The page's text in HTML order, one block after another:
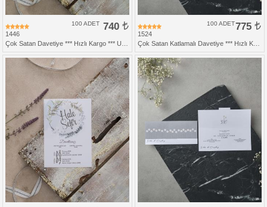
1446
740
100 ADET
1524
775
100 ADET